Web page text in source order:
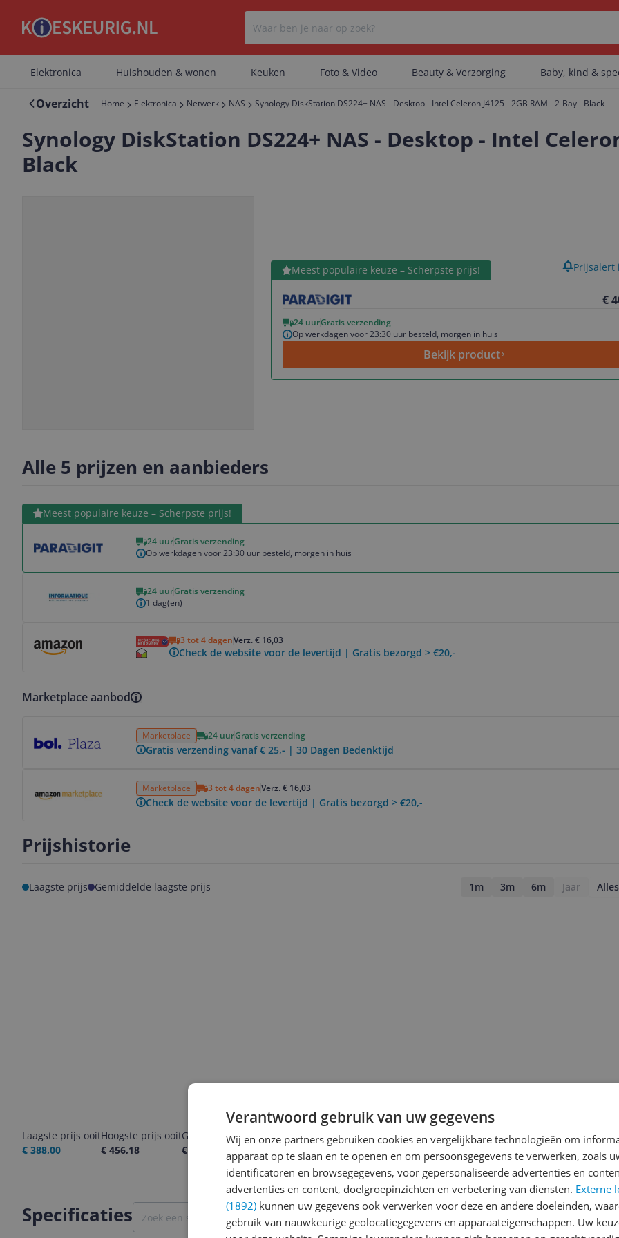
Er zijn geen categorieën gevonden.
Elektronica Huishouden & wonen Keuken Foto & Video Beauty & Verzorging Baby, kind &
Overzicht Home Elektronica Netwerk NAS Synology DiskStation DS224+ NAS - Desktop - Intel Celeron J4125 - 2GB RAM - 2-Bay - Black
Synology DiskStation DS224+ NAS - Desktop - Intel
Black
Meest populaire keuze – Scherpste prijs!
€
24 uurGratis verzending
Op werkdagen voor 23:30 uur besteld, morgen in huis
Bekijk product
Bekijk product Prijsalert
Alle 5 prijzen en aanbieders
Meest populaire keuze – Scherpste prijs!
24 uurGratis verzending
Op werkdagen voor 23:30 uur besteld, morgen in huis
Bekijk product
24 uurGratis verzending
1 dag(en)
3 tot 4 dagenVerz. € 16,03
Check de website voor de levertijd | Gratis bezorgd > €20,-
Marketplace aanbod
Marketplace 24 uurGratis verzending
Gratis verzending vanaf € 25,- | 30 Dagen Bedenktijd
Marketplace 3 tot 4 dagenVerz. € 16,03
Check de website voor de levertijd | Gratis bezorgd > €20,-
Prijshistorie
Laagste prijs Gemiddelde laagste prijs 1m 3m 6m Jaar Alles
Laagste prijs ooit
€ 388,00
Hoogste prijs ooit
€ 456,18
Goedkoopste nu
€ 404,00
Laatste prijsupdate
07-08-2026
Specificaties Reviews
Er zijn nog geen
Verantwoord gebruik van uw gegevens
Wij en onze partners gebruiken cookies en vergelijkbare technologieën om
apparaat op te slaan en te openen en om persoonsgegevens te verwerken, zoals
identificatoren en browsegegevens, voor gepersonaliseerde advertenties en
advertenties en content, doelgroepinzichten en verbetering van diensten. Externe
(1892) kunnen uw gegevens ook verwerken voor deze en andere doeleinden,
gebruik van nauwkeurige geolocatiegegevens en apparaateigenschappen. Uw